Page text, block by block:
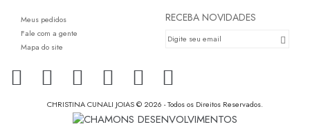
Meus pedidos
Fale com a gente
Mapa do site
RECEBA NOVIDADES
CHRISTINA CUNALI JOIAS © 2026 - Todos os Direitos Reservados.